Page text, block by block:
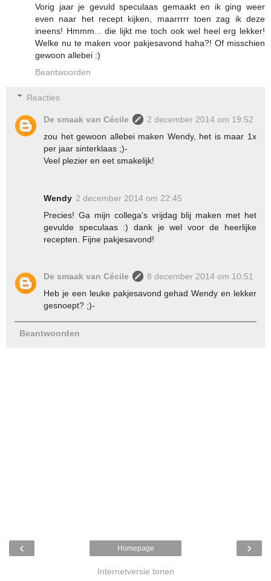
Vorig jaar je gevuld speculaas gemaakt en ik ging weer
even naar het recept kijken, maarrrrr toen zag ik deze
ineens! Hmmm... die lijkt me toch ook wel heel erg lekker!
Welke nu te maken voor pakjesavond haha?! Of misschien
gewoon allebei :)
Beantwoorden
Reacties
De smaak van Cécile
2 december 2014 om 19:52
zou het gewoon allebei maken Wendy, het is maar 1x
per jaar sinterklaas ;)-
Veel plezier en eet smakelijk!
Wendy 2 december 2014 om 22:45
Precies! Ga mijn collega's vrijdag blij maken met het
gevulde speculaas :) dank je wel voor de heerlijke
recepten. Fijne pakjesavond!
De smaak van Cécile
8 december 2014 om 10:51
Heb je een leuke pakjesavond gehad Wendy en lekker
gesnoept? ;)-
Beantwoorden
‹ ›
Homepage
Internetversie tonen